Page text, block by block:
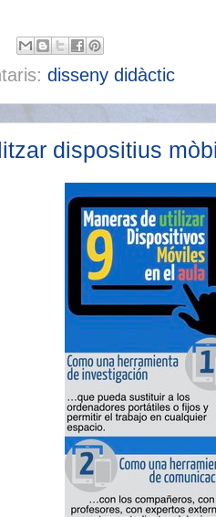
disseny didàctic
dispositius